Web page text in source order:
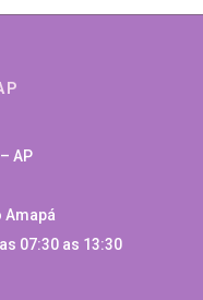
AP
Amapá
07:30 as 13:30